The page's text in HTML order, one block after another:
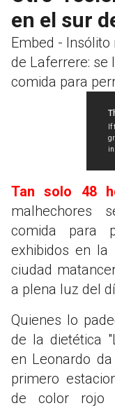
en el sur
Embed -
de Laferrere: se
comida para
Tan solo 48
malhechores
comida para
exhibidos en
ciudad
a plena luz del
Quienes lo
de la dietética
en Leonardo
primero
de color rojo